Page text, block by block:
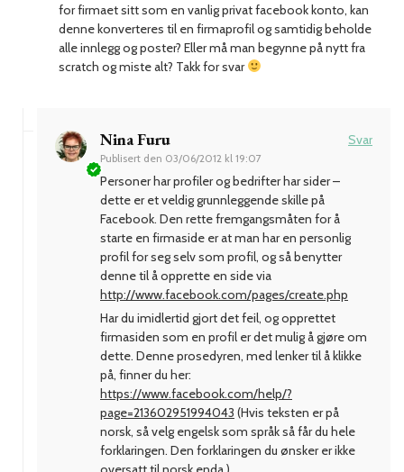
for firmaet sitt som en vanlig privat facebook konto, kan
denne konverteres til en firmaprofil og samtidig beholde
alle innlegg og poster? Eller må man begynne på nytt fra
scratch og miste alt? Takk for svar
Nina Furu
Publisert den 03/06/2012 kl 19:07
Svar
Personer har profiler og bedrifter har sider –
dette er et veldig grunnleggende skille på
Facebook. Den rette fremgangsmåten for å
starte en firmaside er at man har en personlig
profil for seg selv som profil, og så benytter
denne til å opprette en side via
http://www.facebook.com/pages/create.php
Har du imidlertid gjort det feil, og opprettet
firmasiden som en profil er det mulig å gjøre om
dette. Denne prosedyren, med lenker til å klikke
på, finner du her:
https://www.facebook.com/help/?
page=213602951994043 (Hvis teksten er på
norsk, så velg engelsk som språk så får du hele
forklaringen. Den forklaringen du ønsker er ikke